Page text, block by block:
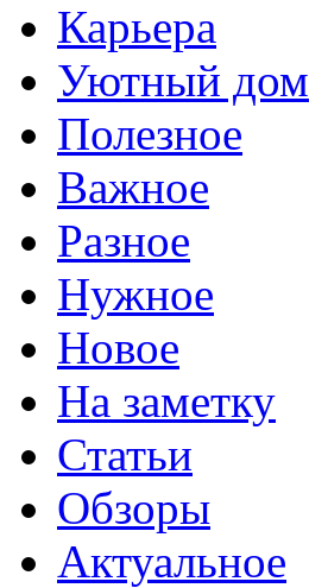
Карьера
Уютный дом
Полезное
Важное
Разное
Нужное
Новое
На заметку
Статьи
Обзоры
Актуальное